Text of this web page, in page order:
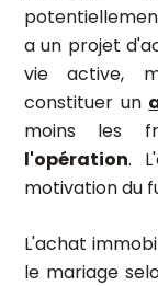
a un projet
vie active,
constituer un
moins les
l'opération.
motivation du
L'achat
le mariage